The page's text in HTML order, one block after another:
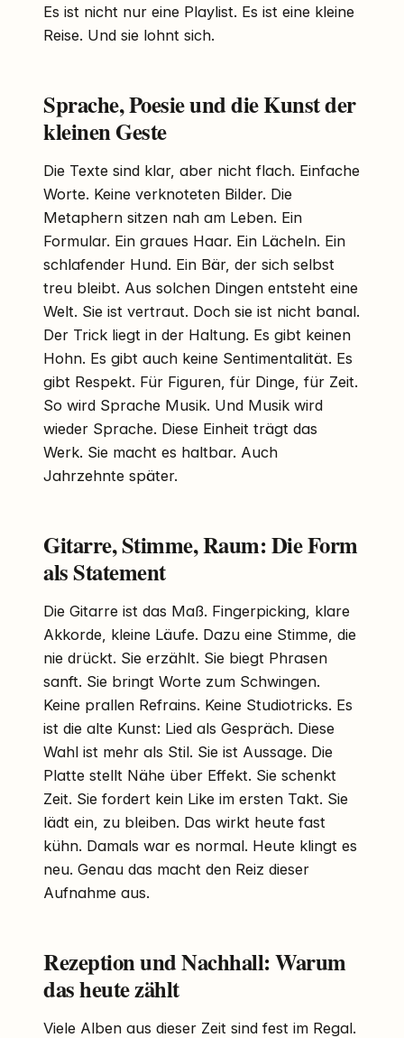
Es ist nicht nur eine Playlist. Es ist eine kleine
Reise. Und sie lohnt sich.
Sprache, Poesie und die Kunst der
kleinen Geste
Die Texte sind klar, aber nicht flach. Einfache
Worte. Keine verknoteten Bilder. Die
Metaphern sitzen nah am Leben. Ein
Formular. Ein graues Haar. Ein Lächeln. Ein
schlafender Hund. Ein Bär, der sich selbst
treu bleibt. Aus solchen Dingen entsteht eine
Welt. Sie ist vertraut. Doch sie ist nicht banal.
Der Trick liegt in der Haltung. Es gibt keinen
Hohn. Es gibt auch keine Sentimentalität. Es
gibt Respekt. Für Figuren, für Dinge, für Zeit.
So wird Sprache Musik. Und Musik wird
wieder Sprache. Diese Einheit trägt das
Werk. Sie macht es haltbar. Auch
Jahrzehnte später.
Gitarre, Stimme, Raum: Die Form
als Statement
Die Gitarre ist das Maß. Fingerpicking, klare
Akkorde, kleine Läufe. Dazu eine Stimme, die
nie drückt. Sie erzählt. Sie biegt Phrasen
sanft. Sie bringt Worte zum Schwingen.
Keine prallen Refrains. Keine Studiotricks. Es
ist die alte Kunst: Lied als Gespräch. Diese
Wahl ist mehr als Stil. Sie ist Aussage. Die
Platte stellt Nähe über Effekt. Sie schenkt
Zeit. Sie fordert kein Like im ersten Takt. Sie
lädt ein, zu bleiben. Das wirkt heute fast
kühn. Damals war es normal. Heute klingt es
neu. Genau das macht den Reiz dieser
Aufnahme aus.
Rezeption und Nachhall: Warum
das heute zählt
Viele Alben aus dieser Zeit sind fest im Regal.